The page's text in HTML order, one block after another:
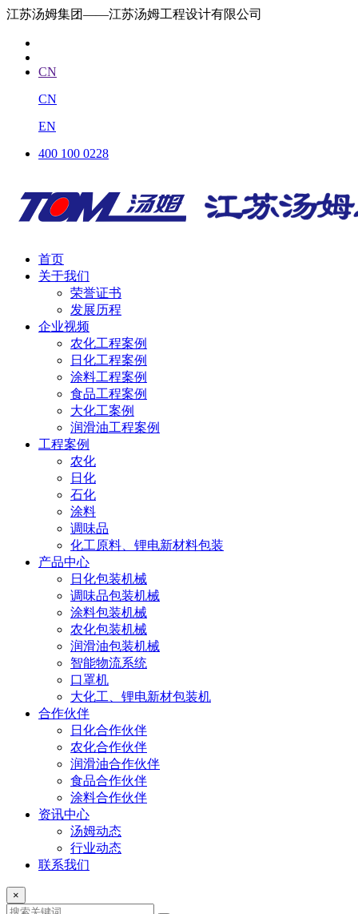
江苏汤姆集团——江苏汤姆工程设计有限公司
CN
CN
EN
400 100 0228
首页
关于我们
荣誉证书
发展历程
企业视频
农化工程案例
日化工程案例
涂料工程案例
食品工程案例
大化工案例
润滑油工程案例
工程案例
农化
日化
石化
涂料
调味品
化工原料、锂电新材料包装
产品中心
日化包装机械
调味品包装机械
涂料包装机械
农化包装机械
润滑油包装机械
智能物流系统
口罩机
大化工、锂电新材包装机
合作伙伴
日化合作伙伴
农化合作伙伴
润滑油合作伙伴
食品合作伙伴
涂料合作伙伴
资讯中心
汤姆动态
行业动态
联系我们
×